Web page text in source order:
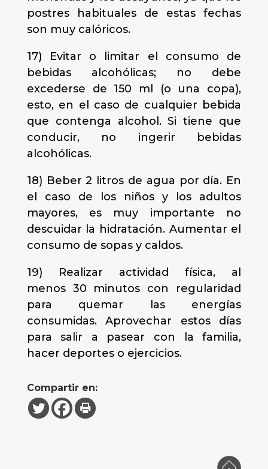
postres habituales de estas fechas
son muy calóricos.
17) Evitar o limitar el consumo de
bebidas alcohólicas; no debe
excederse de 150 ml (o una copa),
esto, en el caso de cualquier bebida
que contenga alcohol. Si tiene que
conducir, no ingerir bebidas
alcohólicas.
18) Beber 2 litros de agua por día. En
el caso de los niños y los adultos
mayores, es muy importante no
descuidar la hidratación. Aumentar el
consumo de sopas y caldos.
19) Realizar actividad física, al
menos 30 minutos con regularidad
para quemar las energías
consumidas. Aprovechar estos días
para salir a pasear con la familia,
hacer deportes o ejercicios.
Compartir en: